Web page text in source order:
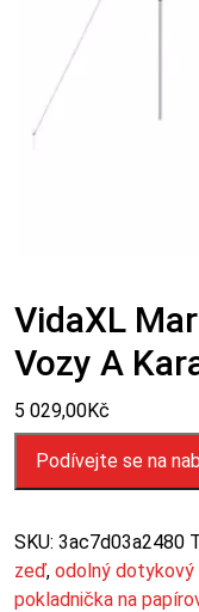
VidaXL
Vozy A
5 029,00Kč
Podívejte se na
SKU: 3ac7d03a2480
zeď, odolný
pokladnička na